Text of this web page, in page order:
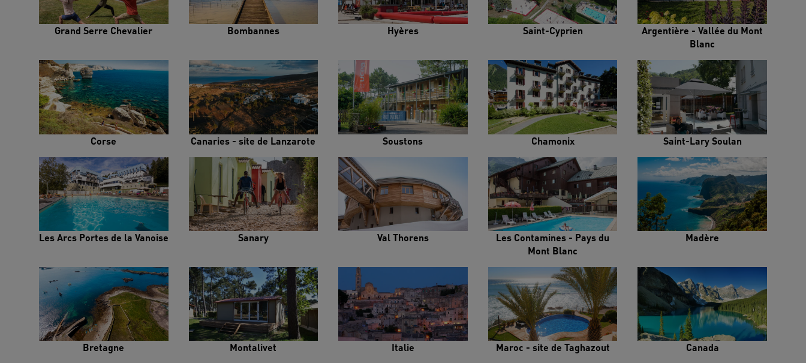
Grand Serre Chevalier Bombannes Hyères Saint-Cyprien
Argentière - Vallée du Mont
Blanc
Corse Canaries - site de Lanzarote Soustons Chamonix Saint-Lary Soulan
Les Arcs Portes de la Vanoise Sanary Val Thorens
Les Contamines - Pays du
Mont Blanc
Madère
Bretagne Montalivet Italie Maroc - site de Taghazout Canada